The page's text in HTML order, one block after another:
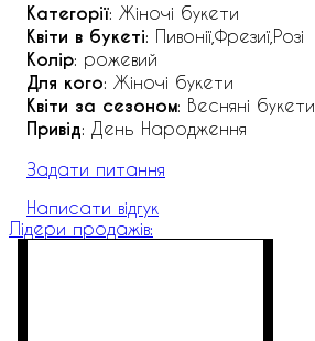
Категорії: Жіночі букети
Квіти в букеті: Пивонії,Фрезиї,Розі
Колір: рожевий
Для кого: Жіночі букети
Квіти за сезоном: Весняні букети
Привід: День Народження
Задати питання
Написати відгук
Лідери продажів: